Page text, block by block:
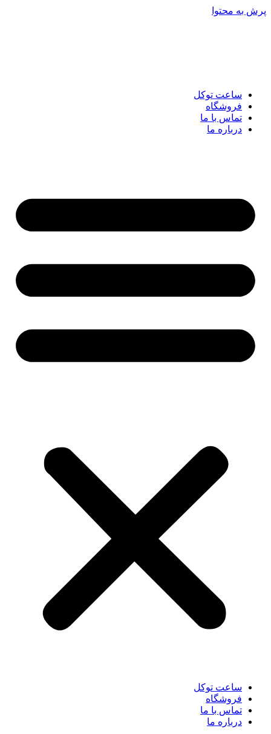
پرش به محتوا
ساعت توکل
فروشگاه
تماس با ما
درباره ما
ساعت توکل
فروشگاه
تماس با ما
درباره ما